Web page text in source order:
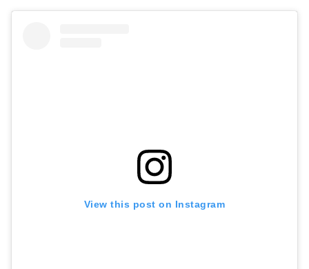
View this post on Instagram